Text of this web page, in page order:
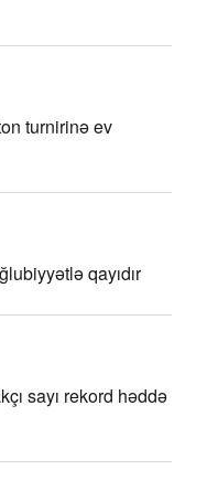
turnirinə ev
qayıdır
sayı rekord həddə